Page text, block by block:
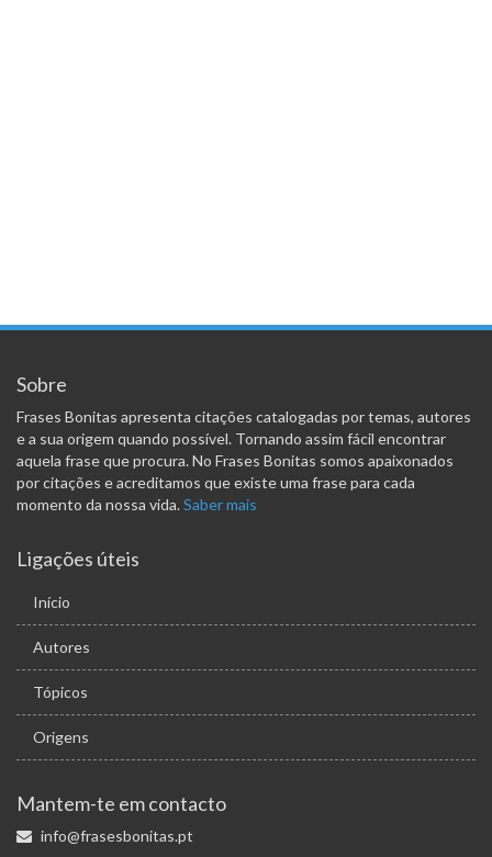
Sobre
Frases Bonitas apresenta citações catalogadas por temas, autores
e a sua origem quando possível. Tornando assim fácil encontrar
aquela frase que procura. No Frases Bonitas somos apaixonados
por citações e acreditamos que existe uma frase para cada
momento da nossa vida. Saber mais
Ligações úteis
Início
Autores
Tópicos
Origens
Mantem-te em contacto
info@frasesbonitas.pt